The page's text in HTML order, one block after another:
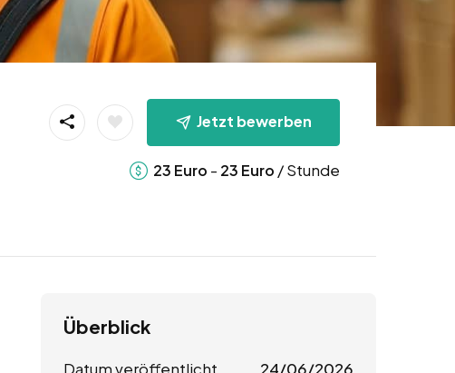
Jetzt bewerben
23 Euro - 23 Euro / Stunde
Überblick
Datum veröffentlicht 24/06/2026